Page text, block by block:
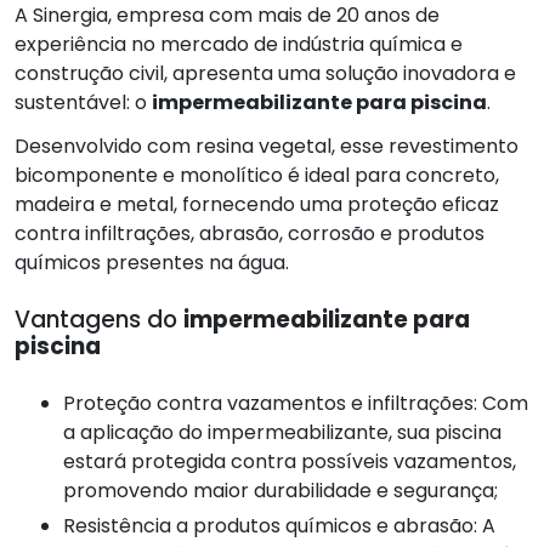
A Sinergia, empresa com mais de 20 anos de
experiência no mercado de indústria química e
construção civil, apresenta uma solução inovadora e
sustentável: o impermeabilizante para piscina.
Desenvolvido com resina vegetal, esse revestimento
bicomponente e monolítico é ideal para concreto,
madeira e metal, fornecendo uma proteção eficaz
contra infiltrações, abrasão, corrosão e produtos
químicos presentes na água.
Vantagens do impermeabilizante para
piscina
Proteção contra vazamentos e infiltrações: Com
a aplicação do impermeabilizante, sua piscina
estará protegida contra possíveis vazamentos,
promovendo maior durabilidade e segurança;
Resistência a produtos químicos e abrasão: A